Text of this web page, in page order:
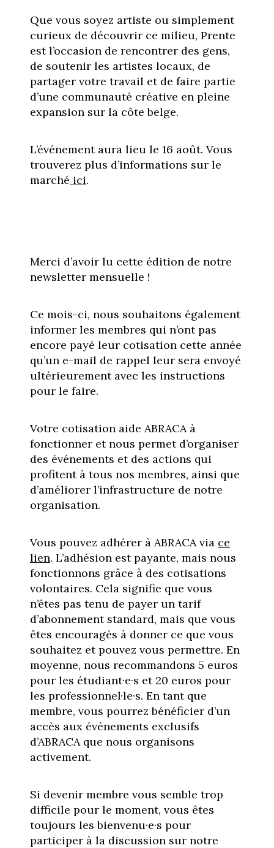
Que vous soyez artiste ou simplement
curieux de découvrir ce milieu, Prente
est l’occasion de rencontrer des gens,
de soutenir les artistes locaux, de
partager votre travail et de faire partie
d’une communauté créative en pleine
expansion sur la côte belge.
L’événement aura lieu le 16 août. Vous
trouverez plus d’informations sur le
marché ici.
Merci d’avoir lu cette édition de notre
newsletter mensuelle !
Ce mois-ci, nous souhaitons également
informer les membres qui n’ont pas
encore payé leur cotisation cette année
qu’un e-mail de rappel leur sera envoyé
ultérieurement avec les instructions
pour le faire.
Votre cotisation aide ABRACA à
fonctionner et nous permet d’organiser
des événements et des actions qui
profitent à tous nos membres, ainsi que
d’améliorer l’infrastructure de notre
organisation.
Vous pouvez adhérer à ABRACA via ce
lien. L’adhésion est payante, mais nous
fonctionnons grâce à des cotisations
volontaires. Cela signifie que vous
n’êtes pas tenu de payer un tarif
d’abonnement standard, mais que vous
êtes encouragés à donner ce que vous
souhaitez et pouvez vous permettre. En
moyenne, nous recommandons 5 euros
pour les étudiant·e·s et 20 euros pour
les professionnel·le·s. En tant que
membre, vous pourrez bénéficier d’un
accès aux événements exclusifs
d’ABRACA que nous organisons
activement.
Si devenir membre vous semble trop
difficile pour le moment, vous êtes
toujours les bienvenu·e·s pour
participer à la discussion sur notre